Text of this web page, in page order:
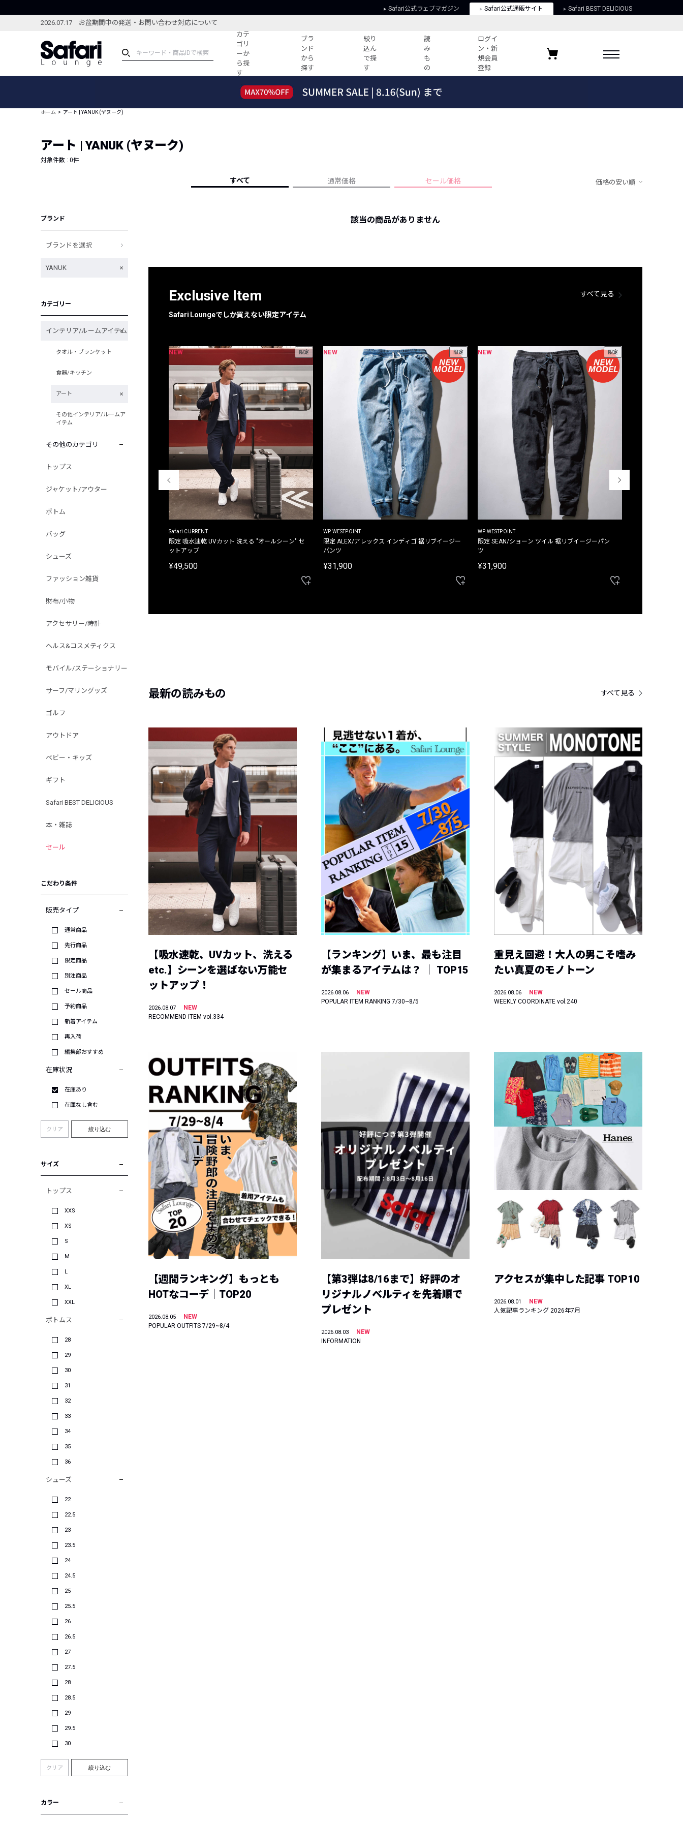
Safari公式ウェブマガジン Safari公式通販サイト Safari BEST DELICIOUS
2026.07.17 お盆期間中の発送・お問い合わせ対応について
カテ
ゴリ
ーか
ら探
す
ブラ
ンド
から
探す
絞り
込ん
で探
す
読
み
も
の
ログイ
ン・新
規会員
登録
ブランドから探す
新着アイテム
編集部のおすすめアイテム
コーディネート
すべての記事
人気記事ランキング
フォーカスブランド
プライバシーポリシー
お気に入りブランド
ホーム アート | YANUK (ヤヌーク)
アート | YANUK (ヤヌーク)
対象件数 : 0件
すべて 通常価格 セール価格 価格の安い順
ブランド
ブランドを選択
YANUK
カテゴリー
インテリア/ルームアイテム
タオル・ブランケット
食器/キッチン
アート
その他インテリア/ルームア
イテム
その他のカテゴリ
トップス
ジャケット/アウター
ボトム
バッグ
シューズ
ファッション雑貨
財布/小物
アクセサリー/時計
ヘルス&コスメティクス
モバイル/ステーショナリー
サーフ/マリングッズ
ゴルフ
アウトドア
ベビー・キッズ
ギフト
Safari BEST DELICIOUS
本・雑誌
セール
こだわり条件
販売タイプ
通常商品
先行商品
限定商品
別注商品
セール商品
予約商品
新着アイテム
再入荷
編集部おすすめ
在庫状況
在庫あり
在庫なし含む
クリア 絞り込む
サイズ
トップス
XXS
XS
S
M
L
XL
XXL
ボトムス
28
29
30
31
32
33
34
35
36
シューズ
22
22.5
23
23.5
24
24.5
25
25.5
26
26.5
27
27.5
28
28.5
29
29.5
30
クリア 絞り込む
カラー
該当の商品がありません
Exclusive Item
Safari Loungeでしか買えない限定アイテム
すべて見る
NEW 限定
Safari CURRENT
限定 吸水速乾 UVカット 洗える "オールシーン" セ
ットアップ
¥49,500
NEW 限定
WP WESTPOINT
限定 ALEX/アレックス インディゴ 裾リブイージー
パンツ
¥31,900
NEW 限定
WP WESTPOINT
限定 SEAN/ショーン ツイル 裾リブイージーパン
ツ
¥31,900
最新の読みもの すべて見る
【吸水速乾、UVカット、洗える
etc.】シーンを選ばない万能セ
ットアップ！
2026.08.07
NEW
RECOMMEND ITEM vol.334
【ランキング】いま、最も注目
が集まるアイテムは？ ｜ TOP15
2026.08.06
NEW
POPULAR ITEM RANKING 7/30~8/5
重見え回避！大人の男こそ嗜み
たい真夏のモノトーン
2026.08.06
NEW
WEEKLY COORDINATE vol.240
【週間ランキング】もっとも
HOTなコーデ｜TOP20
2026.08.05
NEW
POPULAR OUTFITS 7/29~8/4
【第3弾は8/16まで】好評のオ
リジナルノベルティを先着順で
プレゼント
2026.08.03
NEW
INFORMATION
アクセスが集中した記事 TOP10
2026.08.01
NEW
人気記事ランキング 2026年7月